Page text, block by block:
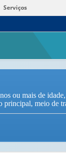
Serviços
ou mais de
meio de